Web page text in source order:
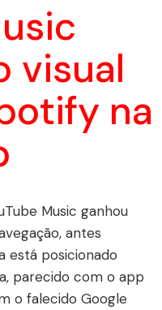
visual
na
Music ganhou
antes
está posicionado
parecido com o app
o falecido Google